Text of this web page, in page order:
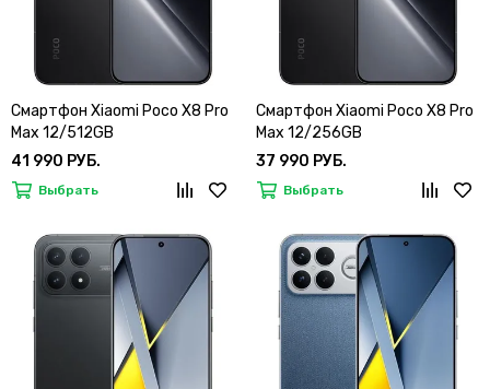
Смартфон Xiaomi Poco X8 Pro
Max 12/512GB
41 990 РУБ.
Выбрать
Смартфон Xiaomi Poco X8 Pro
Max 12/256GB
37 990 РУБ.
Выбрать